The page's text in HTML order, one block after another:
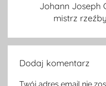
Johann Joseph
mistrz
Dodaj komentarz
Twój adres email nie